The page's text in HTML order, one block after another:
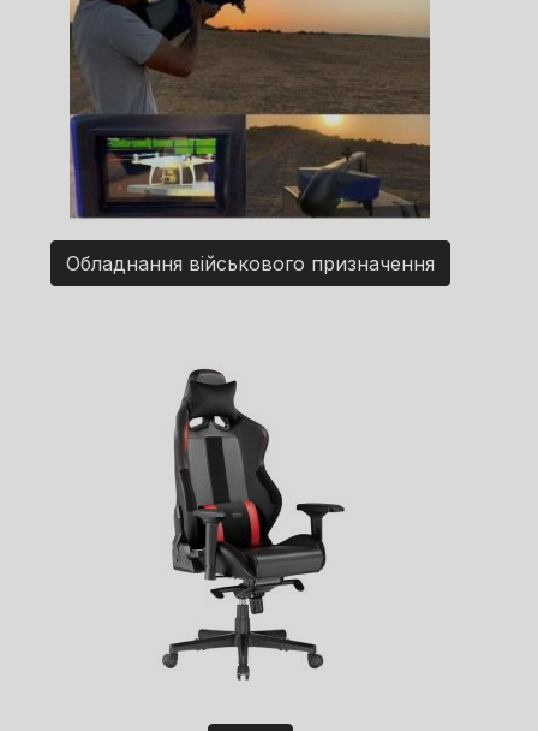
Обладнання військового призначення